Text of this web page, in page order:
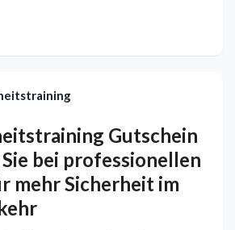
Gutschein
Sie bei professionellen
mehr Sicherheit im